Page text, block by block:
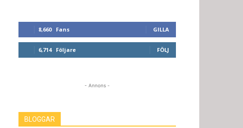
8,660 Fans GILLA
6,714 Följare FÖLJ
- Annons -
BLOGGAR